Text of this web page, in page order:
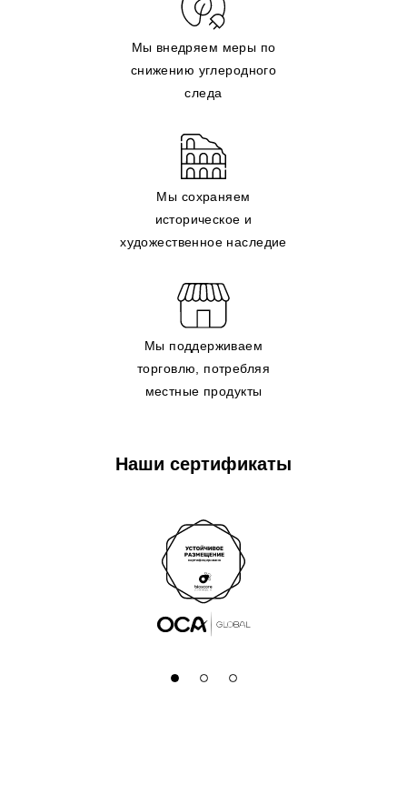
Мы внедряем меры по
снижению углеродного
следа
Мы сохраняем
историческое и
художественное наследие
Мы поддерживаем
торговлю, потребляя
местные продукты
Наши сертификаты